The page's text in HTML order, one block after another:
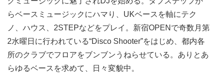
らベースミュージックにハマり、UKベースを軸にテク
ノ、ハウス、2STEPなどをプレイ。新宿OPENで奇数月第
2水曜日に行われている“Disco Shooter”をはじめ、都内各
所のクラブでフロアをブンブンうねらせている。ありとあ
らゆるベースを求めて、日々変貌中。